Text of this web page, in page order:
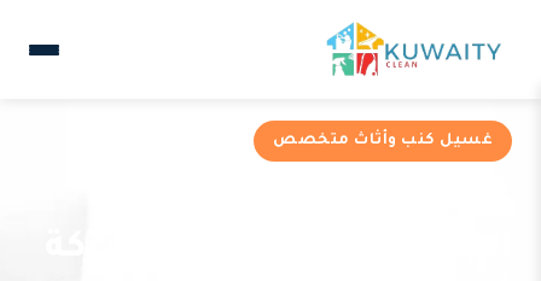
غسيل كنب وأثاث متخصص